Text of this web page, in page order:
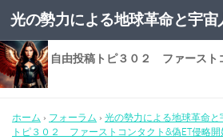
コンテンツへスキップ
光の勢力による地球革命と宇宙
返信先: 自由投稿トピ３０２ ファースト
始
ホーム › フォーラム › 光の勢力による地球革命
トピ３０２ ファーストコンタクト&偽ET侵略開